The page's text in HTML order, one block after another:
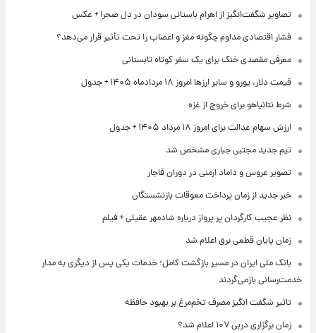
تصاویر شگفت‌انگیز از اهرام باستانی سودان در دل صحرا + عکس
فشار اقتصادی مداوم چگونه مغز و اعصاب را تحت تأثیر قرار می‌دهد؟
معرفی مقصدی خنک برای یک سفر کوتاه تابستانی
قیمت دلار، یورو و سایر ارزها امروز ۱۸ مردادماه ۱۴۰۵ + جدول
شرط نتانیاهو برای خروج از غزه
ارزش سهام عدالت برای امروز ۱۸ مرداد ۱۴۰۵ + جدول
تیم جدید مجتبی جباری مشخص شد
تصویر عروس و داماد ارمنی در دوران قاجار
خبر جدید از زمان پرداخت معوقات بازنشستگان
نظر عجیب کارگردان پر پرواز درباره شادمهر عقیلی + فیلم
زمان پایان قطعی برق اعلام شد
بانک ملی ایران در مسیر بازگشت کامل؛ خدمات یکی پس از دیگری به مدار
خدمت‌رسانی بازمی‌گردند
تاثیر شگفت انگیز مصرف تخم‌مرغ بر بهبود حافظه
زمان برگزاری دربی ۱۰۷ اعلام شد؟